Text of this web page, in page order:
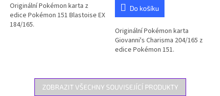
Originální Pokémon karta z
edice Pokémon 151 Blastoise EX
184/165.
Do košíku
Originální Pokémon karta
Giovanni's Charisma 204/165 z
edice Pokémon 151.
ZOBRAZIT VŠECHNY SOUVISEJÍCÍ PRODUKTY